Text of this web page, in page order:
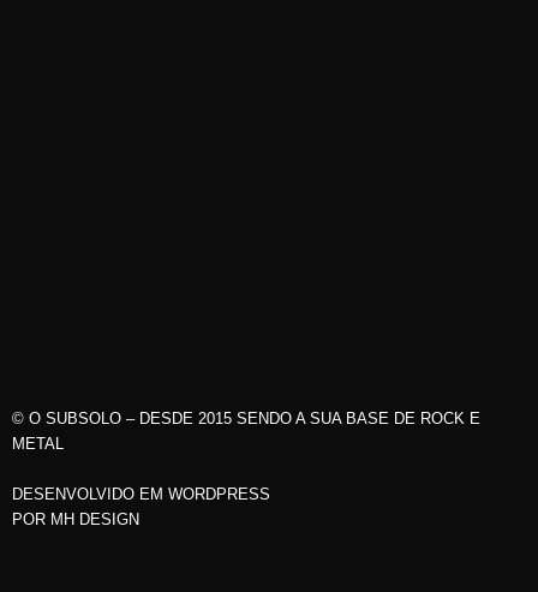
© O SUBSOLO – DESDE 2015 SENDO A SUA BASE DE ROCK E
METAL
DESENVOLVIDO EM WORDPRESS
POR MH DESIGN